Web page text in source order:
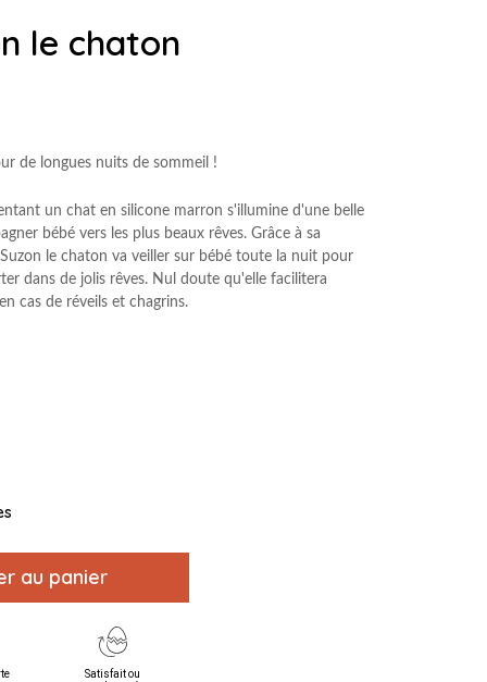
le chaton
de longues nuits de sommeil !
un chat en silicone marron s'illumine d'une belle
bébé vers les plus beaux rêves. Grâce à sa
le chaton va veiller sur bébé toute la nuit pour
dans de jolis rêves. Nul doute qu'elle facilitera
cas de réveils et chagrins.
au panier
Satisfait ou